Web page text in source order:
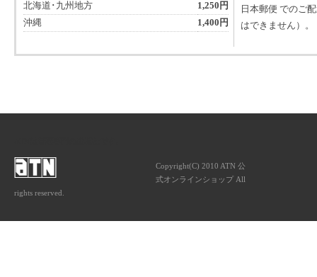
北海道･九州地方
1,250円
沖縄
1,400円
日本郵便 でのご
はできません）。
Copyright(C) 2010 ATN 公
式オンラインショップ All
rights reserved.